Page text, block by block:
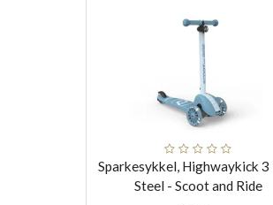
Sparkesykkel, Highwaykick 3
Steel - Scoot and Ride